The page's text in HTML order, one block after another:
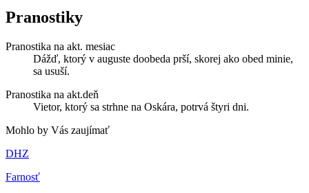
Pranostiky
Pranostika na akt. mesiac
Dážď, ktorý v auguste doobeda prší, skorej ako obed minie,
sa usuší.
Pranostika na akt.deň
Vietor, ktorý sa strhne na Oskára, potrvá štyri dni.
Mohlo by Vás zaujímať
DHZ
Farnosť